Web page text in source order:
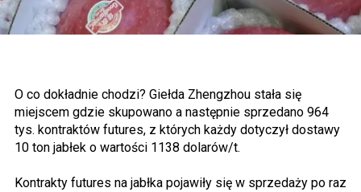
O co dokładnie chodzi? Giełda Zhengzhou stała się
miejscem gdzie skupowano a następnie sprzedano 964
tys. kontraktów futures, z których każdy dotyczył dostawy
10 ton jabłek o wartości 1138 dolarów/t.
Kontrakty futures na jabłka pojawiły się w sprzedaży po raz